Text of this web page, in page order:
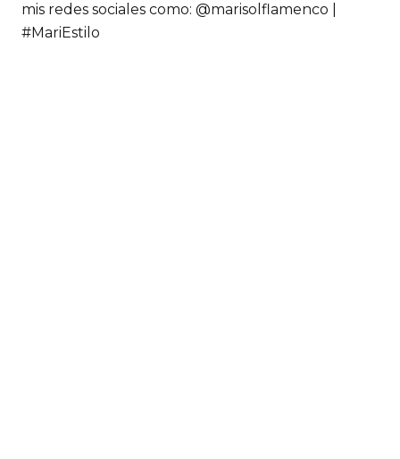
mis redes sociales como: @marisolflamenco |
#MariEstilo